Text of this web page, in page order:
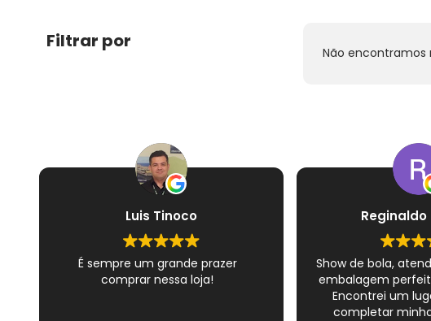
Filtrar por
Não encontramos
Luis Tinoco
É sempre um grande prazer
comprar nessa loja!
Reginaldo
Show de bola,
embalagem
Encontrei um
completar